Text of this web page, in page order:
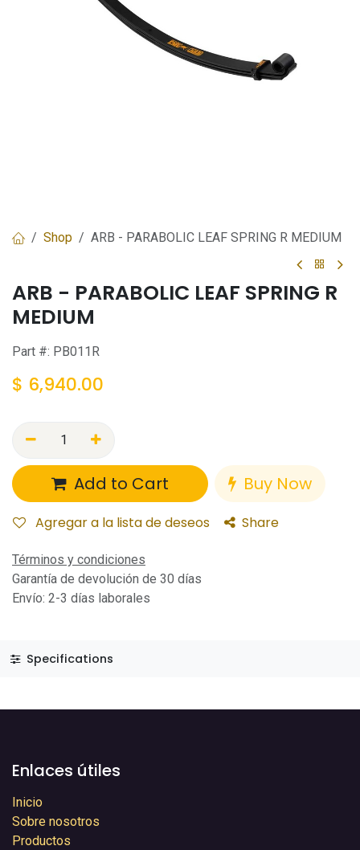
Shop ARB - PARABOLIC LEAF SPRING R MEDIUM
ARB - PARABOLIC LEAF SPRING R
MEDIUM
Part #: PB011R
$ 6,940.00
Add to Cart Buy Now
Agregar a la lista de deseos Share
Términos y condiciones
Garantía de devolución de 30 días
Envío: 2-3 días laborales
Specifications
Enlaces útiles
Inicio
Sobre nosotros
Productos